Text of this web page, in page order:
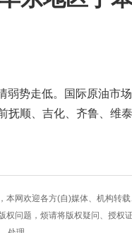
弱势走低。国际原油市
抚顺、吉化、齐鲁、维
本网欢迎各方(自)媒体、机构转
权问题，烦请将版权疑问、授权